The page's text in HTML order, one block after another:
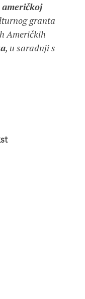
američkoj
granta
Američkih
, u saradnji s